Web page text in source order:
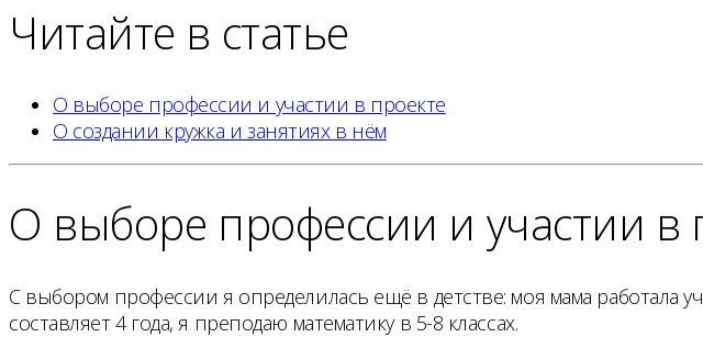
Читайте в статье
О выборе профессии и участии в проекте
О создании кружка и занятиях в нём
О выборе профессии и участии в
С выбором профессии я определилась ещё в детстве: моя мама работала
составляет 4 года, я преподаю математику в 5-8 классах.